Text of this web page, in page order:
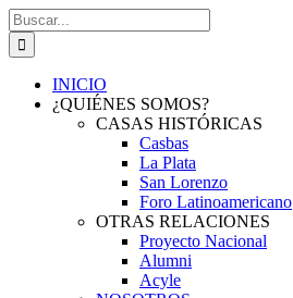
Saltar
al
contenido
Buscar:
INICIO
¿QUIÉNES SOMOS?
CASAS HISTÓRICAS
Casbas
La Plata
San Lorenzo
Foro Latinoamericano
OTRAS RELACIONES
Proyecto Nacional
Alumni
Acyle